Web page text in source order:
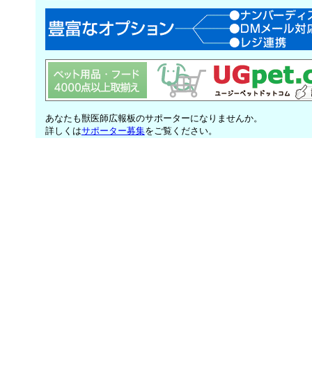
あなたも獣医師広報板のサポーターになりませんか。
詳しくはサポーター募集をご覧ください。